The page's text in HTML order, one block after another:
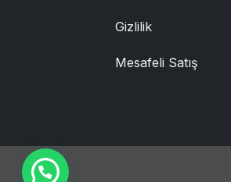
Gizlilik
Mesafeli Satış